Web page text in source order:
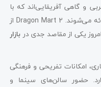
و گاهی آفریقایی‌اند که با
قیمت رقابتی و شرایط فروش عمده ارائه می‌شوند. Dragon Mart 2 از
بازار
امکانات تفریحی و فرهنگی
حضور سالن‌های سینما و